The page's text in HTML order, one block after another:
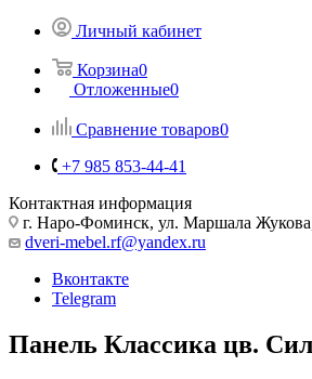
Личный кабинет
Корзина0
Отложенные0
Сравнение товаров0
+7 985 853-44-41
Контактная информация
г. Наро-Фоминск, ул. Маршала
dveri-mebel.rf@yandex.ru
Вконтакте
Telegram
Панель Классика цв.